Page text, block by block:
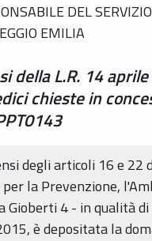
DEL
EMILIA
della L.R. 14
chieste in
degli articoli 16 e
la Prevenzione,
Gioberti 4 - in qualità
è depositata la